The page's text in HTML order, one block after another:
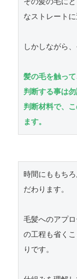
なストレートに
しかしながら
髪の毛を触っ
判断する事は
判断材料で、
ます。
時間にももち
だわります。
毛髪へのアプ
の工程も省く
りです。